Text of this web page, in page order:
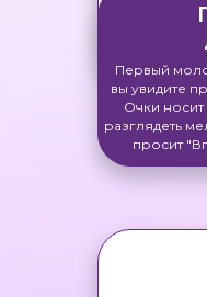
Первый
вы увидите
Очки носит
разглядеть
просит